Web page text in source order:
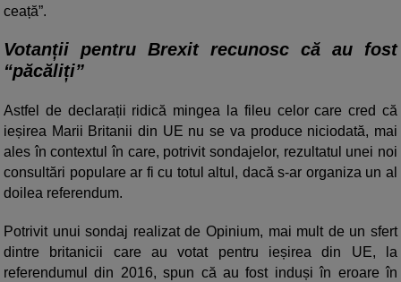
ceață”.
Votanții pentru Brexit recunosc că au fost
“păcăliți”
Astfel de declarații ridică mingea la fileu celor care cred că
ieșirea Marii Britanii din UE nu se va produce niciodată, mai
ales în contextul în care, potrivit sondajelor, rezultatul unei noi
consultări populare ar fi cu totul altul, dacă s-ar organiza un al
doilea referendum.
Potrivit unui sondaj realizat de Opinium, mai mult de un sfert
dintre britanicii care au votat pentru ieșirea din UE, la
referendumul din 2016, spun că au fost induși în eroare în